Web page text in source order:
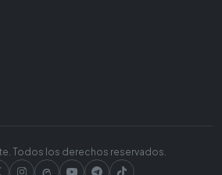
Todos los derechos reservados.